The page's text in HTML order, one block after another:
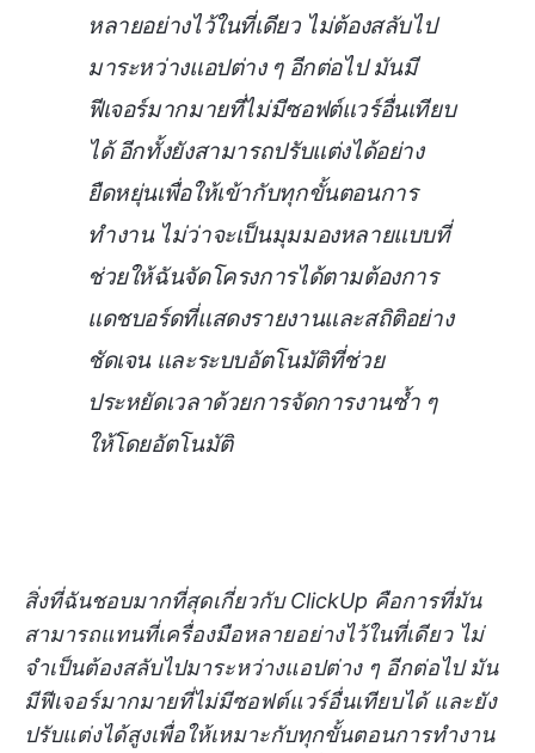
หลายอย่างไว้ในที่เดียว ไม่ต้องสลับไป
มาระหว่างแอปต่าง ๆ อีกต่อไป มันมี
ฟีเจอร์มากมายที่ไม่มีซอฟต์แวร์อื่นเทียบ
ได้ อีกทั้งยังสามารถปรับแต่งได้อย่าง
ยืดหยุ่นเพื่อให้เข้ากับทุกขั้นตอนการ
ทำงาน ไม่ว่าจะเป็นมุมมองหลายแบบที่
ช่วยให้ฉันจัดโครงการได้ตามต้องการ
แดชบอร์ดที่แสดงรายงานและสถิติอย่าง
ชัดเจน และระบบอัตโนมัติที่ช่วย
ประหยัดเวลาด้วยการจัดการงานซ้ำ ๆ
ให้โดยอัตโนมัติ
สิ่งที่ฉันชอบมากที่สุดเกี่ยวกับ ClickUp คือการที่มัน
สามารถแทนที่เครื่องมือหลายอย่างไว้ในที่เดียว ไม่
จำเป็นต้องสลับไปมาระหว่างแอปต่าง ๆ อีกต่อไป มัน
มีฟีเจอร์มากมายที่ไม่มีซอฟต์แวร์อื่นเทียบได้ และยัง
ปรับแต่งได้สูงเพื่อให้เหมาะกับทุกขั้นตอนการทำงาน